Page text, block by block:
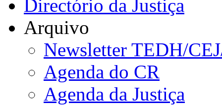
Directório da Justiça
Arquivo
Newsletter TEDH/
Agenda do CR
Agenda da Justiça